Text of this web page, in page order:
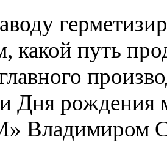
какой путь
Дня рождения
Владимиром